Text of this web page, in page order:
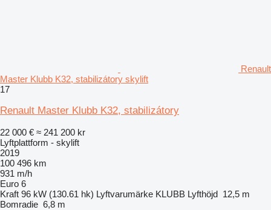
Renault
Master Klubb K32, stabilizátory skylift
17
Renault Master Klubb K32, stabilizátory
22 000 € ≈ 241 200 kr
Lyftplattform - skylift
2019
100 496 km
931 m/h
Euro 6
Kraft 96 kW (130.61 hk) Lyftvarumärke KLUBB Lyfthöjd 12,5 m
Bomradie 6,8 m